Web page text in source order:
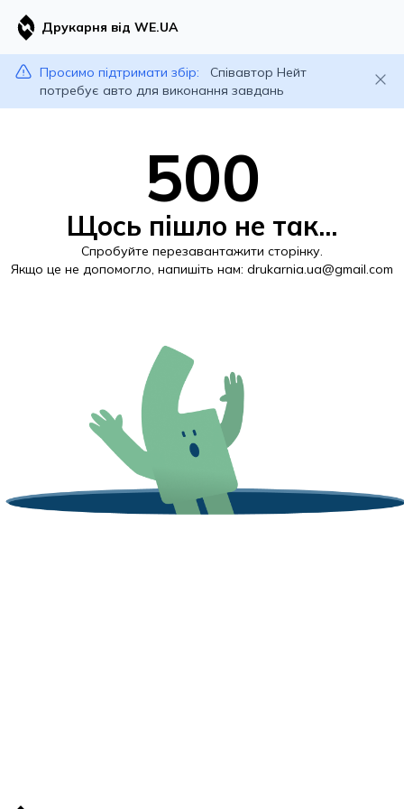
Друкарня від WE.UA
Просимо підтримати збір:
Співавтор Нейт
потребує авто для виконання завдань
500
Щось пішло не так...
Спробуйте перезавантажити сторінку.
Якщо це не допомогло, напишіть нам: drukarnia.ua@gmail.com